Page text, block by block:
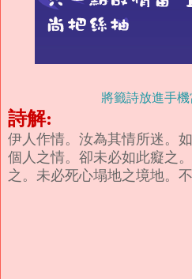
將籤詩放進手
詩解:
伊人作情。汝為其情所迷。
個人之情。卻未必如此癡之
之。未必死心塌地之境地。